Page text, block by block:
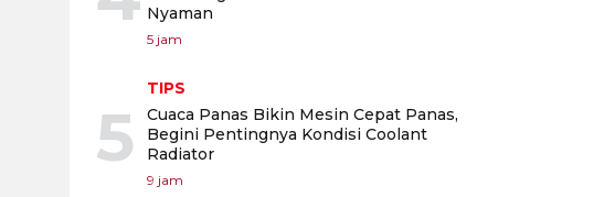
Nyaman
5 jam
5
TIPS
Cuaca Panas Bikin Mesin Cepat Panas,
Begini Pentingnya Kondisi Coolant
Radiator
9 jam